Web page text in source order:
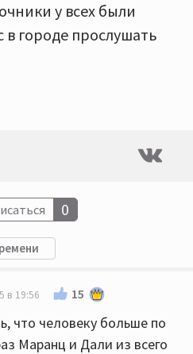
у всех были
городе прослушать
0
в 19:56 15
что человеку больше по
Маранц и Дали из всего